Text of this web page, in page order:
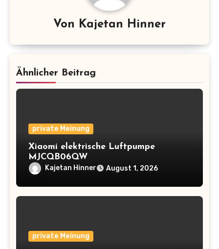
Von Kajetan Hinner
Ähnlicher Beitrag
private Meinung
Xiaomi elektrische Luftpumpe
MJCQB06QW
Kajetan Hinner August 1, 2026
private Meinung